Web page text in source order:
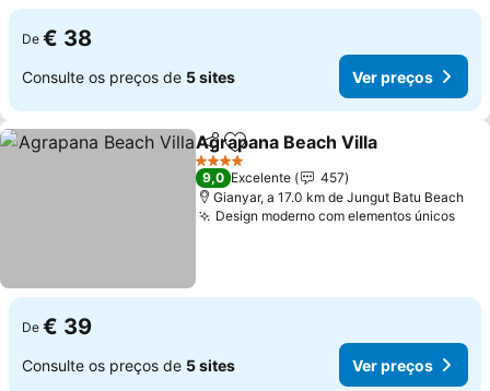
De € 38
Consulte os preços de 5 sites Ver preços
PartilharAdicionar aos favoritos
Agrapana Beach Villa
4 Estrelas
9,0 Excelente
457
Gianyar, a 17.0 km de Jungut Batu Beach
Design moderno com elementos únicosVer
De € 39
Consulte os preços de 5 sites Ver preços